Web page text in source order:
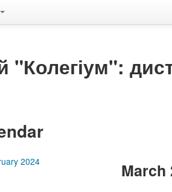
2024 March